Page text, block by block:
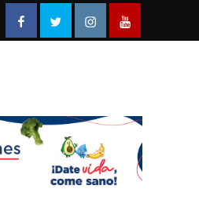
FacebookTwitterInstagramYouTube